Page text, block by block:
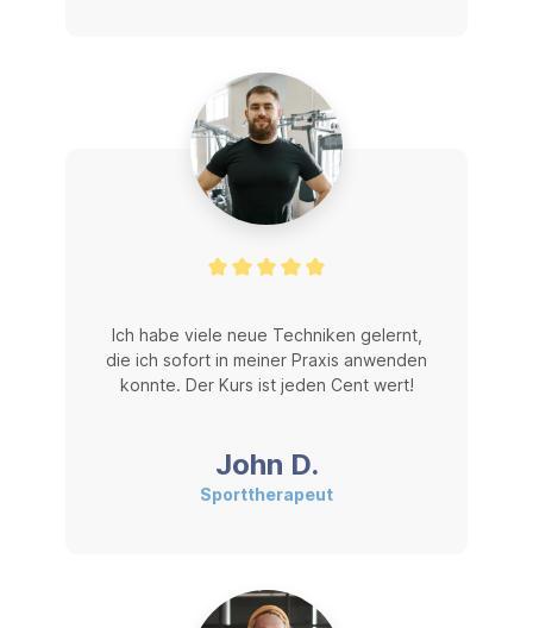
Ich habe viele neue Techniken gelernt,
die ich sofort in meiner Praxis anwenden
konnte. Der Kurs ist jeden Cent wert!
John D.
Sporttherapeut